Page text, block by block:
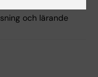
och lärande